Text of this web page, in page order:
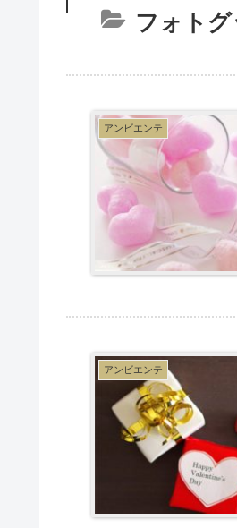
フォト
アンビエンテ
アンビエンテ